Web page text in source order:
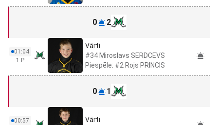
0 2
01:04
1.P
Vārti
#34 Miroslavs SERDCEVS
Piespēle: #2 Rojs PRINCIS
0 1
00:57
Vārti